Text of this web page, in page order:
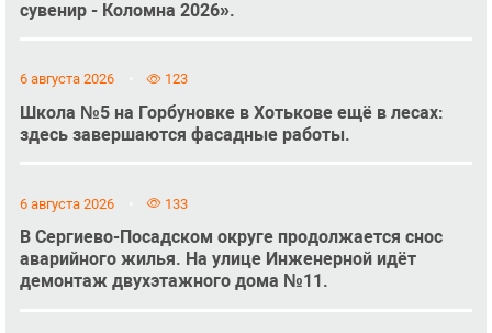
сувенир - Коломна 2026».
6 августа 2026 123
Школа №5 на Горбуновке в Хотькове ещё в лесах:
здесь завершаются фасадные работы.
6 августа 2026 133
В Сергиево-Посадском округе продолжается снос
аварийного жилья. На улице Инженерной идёт
демонтаж двухэтажного дома №11.